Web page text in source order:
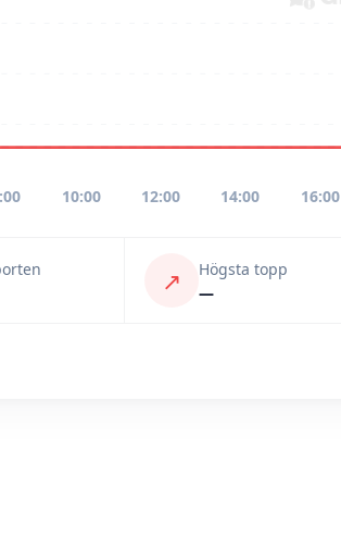
10:00 12:00 14:00 16:00
↗
Högsta topp
—